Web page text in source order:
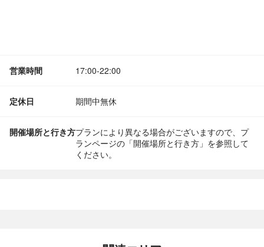
営業時間 17:00-22:00
定休日 期間中無休
開催場所と行き方プランにより異なる場合がございますので、プ
ランページの「開催場所と行き方」を参照して
ください。